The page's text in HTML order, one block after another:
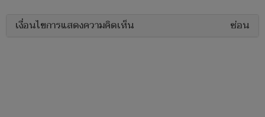
เงื่อนไขการแสดงความคิดเห็น ซ่อน